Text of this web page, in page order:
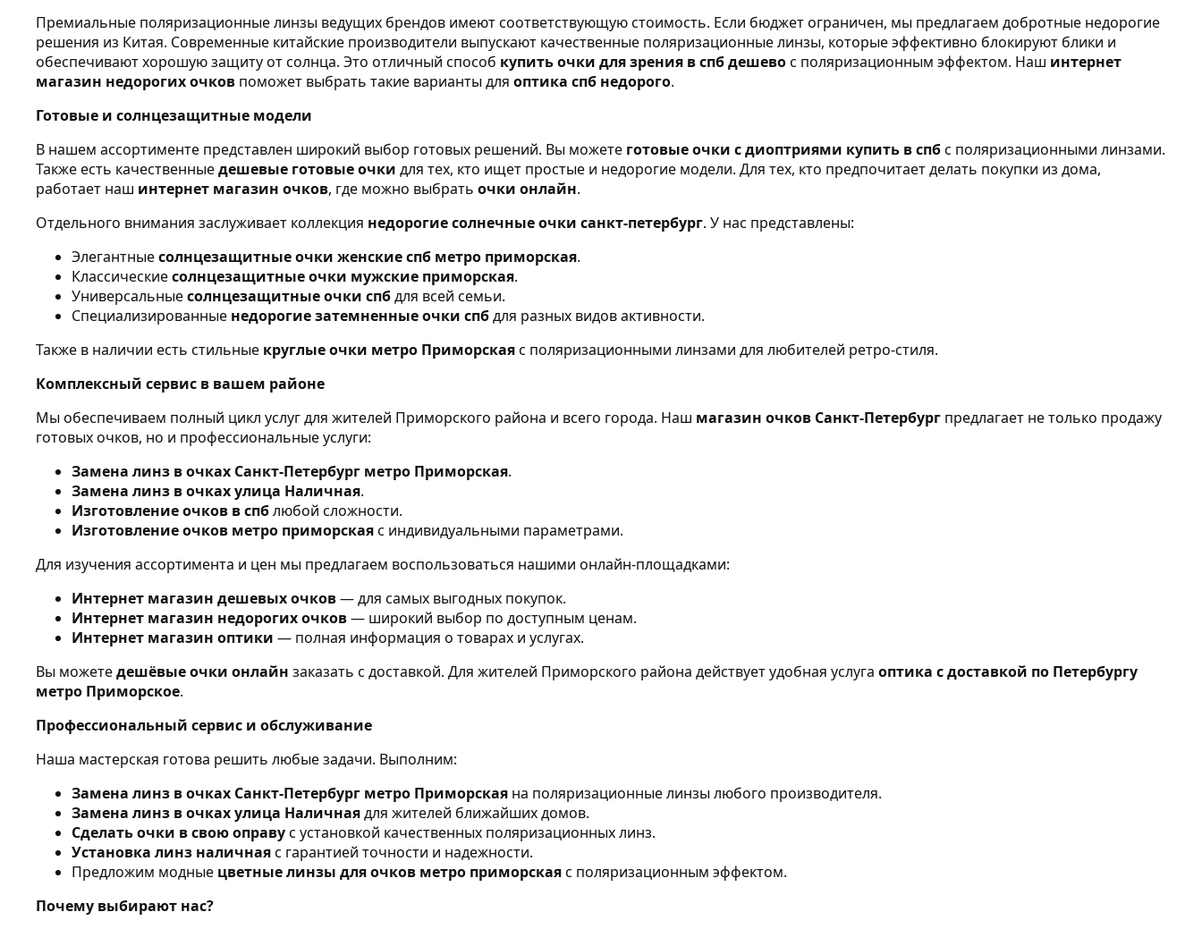
Премиальные поляризационные линзы ведущих брендов имеют соответствующую стоимость. Если бюджет ограничен, мы предлагаем добротные недорогие
решения из Китая. Современные китайские производители выпускают качественные поляризационные линзы, которые эффективно блокируют блики и
обеспечивают хорошую защиту от солнца. Это отличный способ купить очки для зрения в спб дешевос поляризационным эффектом. Наш интернет
магазин недорогих очков поможет выбрать такие варианты для оптика спб недорого.
Готовые и солнцезащитные модели
В нашем ассортименте представлен широкий выбор готовых решений. Вы можете готовые очки с диоптриями купить в спбс поляризационными линзами.
Также есть качественныедешевые готовые очки для тех, кто ищет простые и недорогие модели. Для тех, кто предпочитает делать покупки из дома,
работает наш интернет магазин очков, где можно выбрать очки онлайн.
Отдельного внимания заслуживает коллекция недорогие солнечные очки санкт-петербург. У нас представлены:
Элегантныесолнцезащитные очки женские спб метро приморская.
Классическиесолнцезащитные очки мужские приморская.
Универсальныесолнцезащитные очки спбдля всей семьи.
Специализированные недорогие затемненные очки спбдля разных видов активности.
Также в наличии есть стильные круглые очки метро Приморскаяс поляризационными линзами для любителей ретро-стиля.
Комплексный сервис в вашем районе
Мы обеспечиваем полный цикл услуг для жителей Приморского района и всего города. Наш магазин очков Санкт-Петербург предлагает не только продажу
готовых очков, но и профессиональные услуги:
Замена линз в очках Санкт-Петербург метро Приморская.
Замена линз в очках улица Наличная.
Изготовление очков в спблюбой сложности.
Изготовление очков метро приморскаяс индивидуальными параметрами.
Для изучения ассортимента и цен мы предлагаем воспользоваться нашими онлайн-площадками:
Интернет магазин дешевых очков— для самых выгодных покупок.
Интернет магазин недорогих очков— широкий выбор по доступным ценам.
Интернет магазин оптики — полная информация о товарах и услугах.
Вы можетедешёвые очки онлайн заказать с доставкой. Для жителей Приморского района действует удобная услуга оптика с доставкой по Петербургу
метро Приморское.
Профессиональный сервис и обслуживание
Наша мастерская готова решить любые задачи. Выполним:
Замена линз в очках Санкт-Петербург метро Приморская на поляризационные линзы любого производителя.
Замена линз в очках улица Наличнаядля жителей ближайших домов.
Сделать очки в свою оправус установкой качественных поляризационных линз.
Установка линз наличнаяс гарантией точности и надежности.
Предложим модные цветные линзы для очков метро приморскаяс поляризационным эффектом.
Почему выбирают нас?